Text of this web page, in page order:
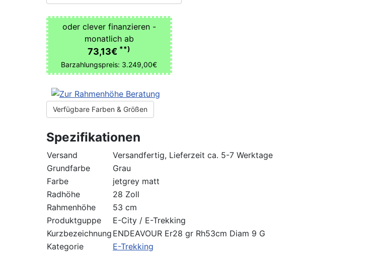
oder clever finanzieren -
monatlich ab
73,13€ **)
Barzahlungspreis: 3.249,00€
Verfügbare Farben & Größen
Spezifikationen
Versand
Versandfertig, Lieferzeit ca. 5-7 Werktage
Grundfarbe
Grau
Farbe
jetgrey matt
Radhöhe
28 Zoll
Rahmenhöhe
53 cm
Produktguppe
E-City / E-Trekking
Kurzbezeichnung ENDEAVOUR Er28 gr Rh53cm Diam 9 G
Kategorie
E-Trekking